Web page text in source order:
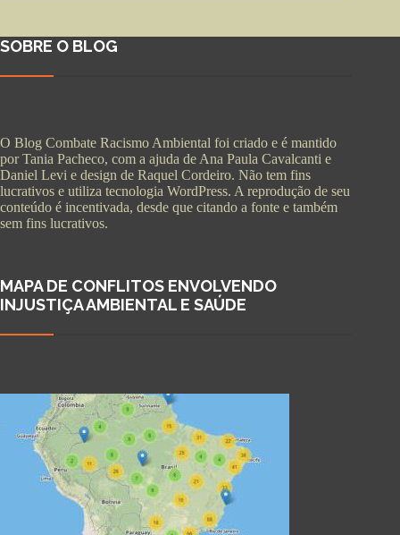
SOBRE O BLOG
O Blog Combate Racismo Ambiental foi criado e é mantido
por Tania Pacheco, com a ajuda de Ana Paula Cavalcanti e
Daniel Levi e design de Raquel Cordeiro. Não tem fins
lucrativos e utiliza tecnologia WordPress. A reprodução de seu
conteúdo é incentivada, desde que citando a fonte e também
sem fins lucrativos.
MAPA DE CONFLITOS ENVOLVENDO
INJUSTIÇA AMBIENTAL E SAÚDE